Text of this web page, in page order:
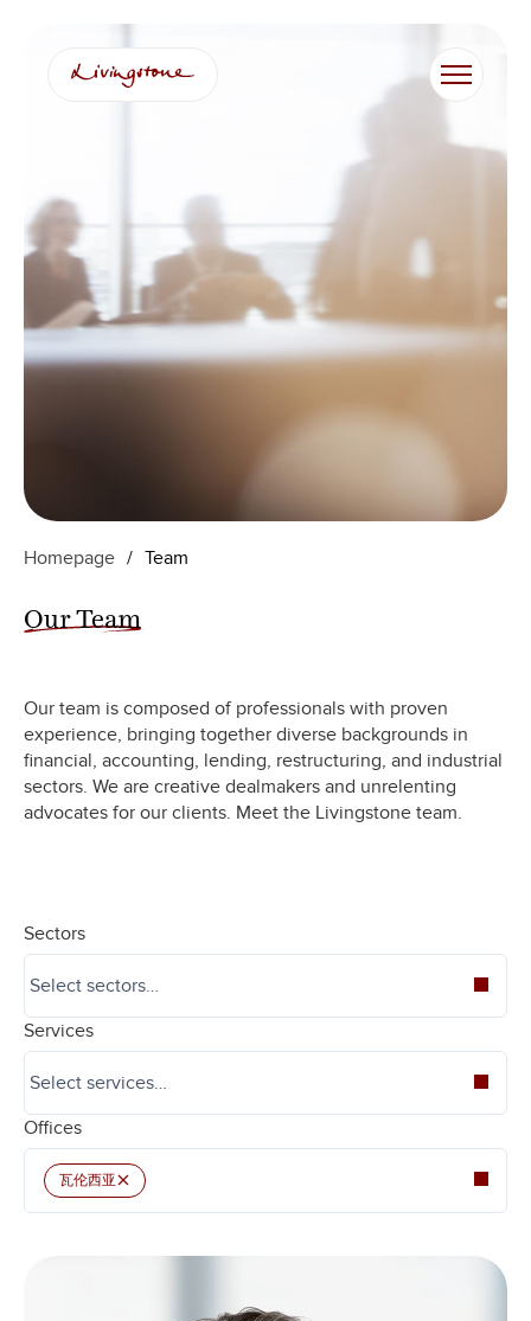
Homepage / Team
Our Team
Our team is composed of professionals with proven
experience, bringing together diverse backgrounds in
financial, accounting, lending, restructuring, and industrial
sectors. We are creative dealmakers and unrelenting
advocates for our clients. Meet the Livingstone team.
Sectors
Services
Offices
瓦伦西亚×